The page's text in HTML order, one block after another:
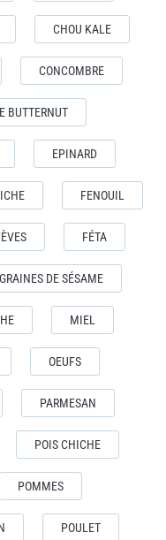
CHOU KALE
CONCOMBRE
BUTTERNUT
EPINARD
FENOUIL
FÉTA
GRAINES DE SÉSAME
MIEL
OEUFS
PARMESAN
POIS CHICHE
POMMES
POULET